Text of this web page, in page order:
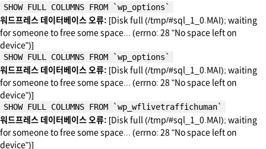
SHOW FULL COLUMNS FROM `wp_options`
워드프레스 데이터베이스 오류: [Disk full (/tmp/#sql_1_0.MAI); waiting
for someone to free some space... (errno: 28 "No space left on
device")]
SHOW FULL COLUMNS FROM `wp_options`
워드프레스 데이터베이스 오류: [Disk full (/tmp/#sql_1_0.MAI); waiting
for someone to free some space... (errno: 28 "No space left on
device")]
SHOW FULL COLUMNS FROM `wp_wflivetraffichuman`
워드프레스 데이터베이스 오류: [Disk full (/tmp/#sql_1_0.MAI); waiting
for someone to free some space... (errno: 28 "No space left on
device")]